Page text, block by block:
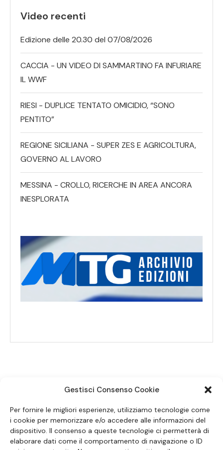
Gestisci Consenso Cookie
Per fornire le migliori esperienze, utilizziamo tecnologie come
i cookie per memorizzare e/o accedere alle informazioni del
dispositivo. Il consenso a queste tecnologie ci permetterà di
elaborare dati come il comportamento di navigazione o ID
Video recenti
Edizione delle 20.30 del 07/08/2026
CACCIA - UN VIDEO DI SAMMARTINO FA INFURIARE
IL WWF
RIESI - DUPLICE TENTATO OMICIDIO, “SONO
PENTITO”
REGIONE SICILIANA - SUPER ZES E AGRICOLTURA,
GOVERNO AL LAVORO
MESSINA - CROLLO, RICERCHE IN AREA ANCORA
INESPLORATA
SEGUICI SUI SOCIAL